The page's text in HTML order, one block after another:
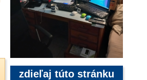
zdieľaj túto stránku